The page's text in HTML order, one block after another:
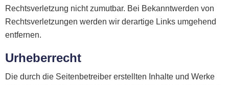
Rechtsverletzung nicht zumutbar. Bei Bekanntwerden von
Rechtsverletzungen werden wir derartige Links umgehend
entfernen.
Urheberrecht
Die durch die Seitenbetreiber erstellten Inhalte und Werke